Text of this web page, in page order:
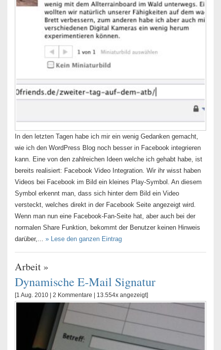
In den letzten Tagen habe ich mir ein wenig Gedanken gemacht,
wie ich den WordPress Blog noch besser in Facebook integrieren
kann. Eine von den zahlreichen Ideen welche ich gehabt habe, ist
bereits realisiert: Facebook Video Integration. Wir ihr wisst haben
Videos bei Facebook im Bild ein kleines Play-Symbol. An diesem
Symbol erkennt man, dass sich hinter dem Bild ein Video
versteckt, welches direkt in der Facebook Seite angezeigt wird.
Wenn man nun eine Facebook-Fan-Seite hat, aber auch bei der
normalen Share Funktion, bekommt der Benutzer keinen Hinweis
darüber,... » Lese den ganzen Eintrag
Arbeit »
Dynamische E-Mail Signatur
[1 Aug. 2010 | 2 Kommentare | 13.554x angezeigt]